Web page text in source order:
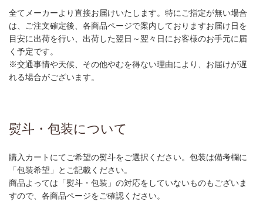
全てメーカーより直接お届けいたします。特にご指定が無い場合
は、ご注文確定後、各商品ページで案内しておりますお届け日を
目安に出荷を行い、出荷した翌日～翌々日にお客様のお手元に届
く予定です。
※交通事情や天候、その他やむを得ない理由により、お届けが遅
れる場合がございます。
熨斗・包装について
購入カートにてご希望の熨斗をご選択ください。包装は備考欄に
「包装希望」とご記載ください。
商品よっては「熨斗・包装」の対応をしていないものもございま
すので、各商品ページをご確認ください。